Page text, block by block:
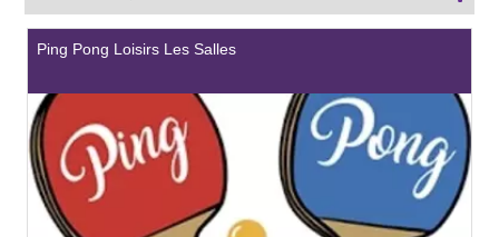
Ping Pong Loisirs Les Salles